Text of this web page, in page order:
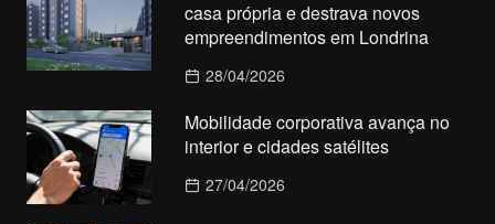
casa própria e destrava novos
empreendimentos em Londrina
28/04/2026
Mobilidade corporativa avança no
interior e cidades satélites
27/04/2026